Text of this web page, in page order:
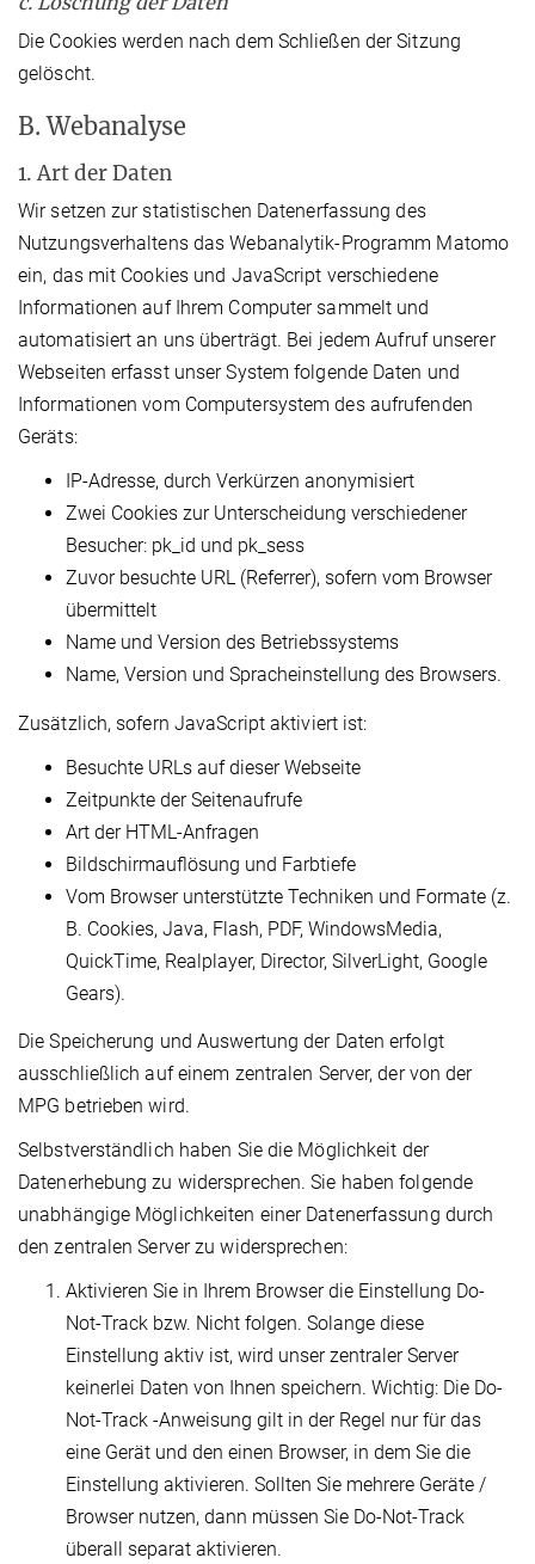
Die Cookies werden nach dem Schließen der Sitzung
gelöscht.
B. Webanalyse
1. Art der Daten
Wir setzen zur statistischen Datenerfassung des
Nutzungsverhaltens das Webanalytik-Programm Matomo
ein, das mit Cookies und JavaScript verschiedene
Informationen auf Ihrem Computer sammelt und
automatisiert an uns überträgt. Bei jedem Aufruf unserer
Webseiten erfasst unser System folgende Daten und
Informationen vom Computersystem des aufrufenden
Geräts:
IP-Adresse, durch Verkürzen anonymisiert
Zwei Cookies zur Unterscheidung verschiedener
Besucher: pk_id und pk_sess
Zuvor besuchte URL (Referrer), sofern vom Browser
übermittelt
Name und Version des Betriebssystems
Name, Version und Spracheinstellung des Browsers.
Zusätzlich, sofern JavaScript aktiviert ist:
Besuchte URLs auf dieser Webseite
Zeitpunkte der Seitenaufrufe
Art der HTML-Anfragen
Bildschirmauflösung und Farbtiefe
Vom Browser unterstützte Techniken und Formate (z.
B. Cookies, Java, Flash, PDF, WindowsMedia,
QuickTime, Realplayer, Director, SilverLight, Google
Gears).
Die Speicherung und Auswertung der Daten erfolgt
ausschließlich auf einem zentralen Server, der von der
MPG betrieben wird.
Selbstverständlich haben Sie die Möglichkeit der
Datenerhebung zu widersprechen. Sie haben folgende
unabhängige Möglichkeiten einer Datenerfassung durch
den zentralen Server zu widersprechen:
Aktivieren Sie in Ihrem Browser die Einstellung Do-
Not-Track bzw. Nicht folgen. Solange diese
Einstellung aktiv ist, wird unser zentraler Server
keinerlei Daten von Ihnen speichern. Wichtig: Die Do-
Not-Track -Anweisung gilt in der Regel nur für das
eine Gerät und den einen Browser, in dem Sie die
Einstellung aktivieren. Sollten Sie mehrere Geräte /
Browser nutzen, dann müssen Sie Do-Not-Track
überall separat aktivieren.